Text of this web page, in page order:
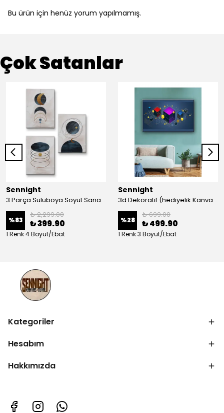
Bu ürün için henüz yorum yapılmamış.
Çok Satanlar
Sennight
3 Parça Suluboya Soyut Sanat Koleksiyonu Dekoratif Kanvas Tablo
%83
₺ 2,299.00
₺ 399.90
1 Renk 4 Boyut/Ebat
Sennight
3d Dekoratif (hediyelik Kanvas Tablo)
%28
₺ 699.00
₺ 499.90
1 Renk 3 Boyut/Ebat
Kategoriler
Hesabım
Hakkımızda